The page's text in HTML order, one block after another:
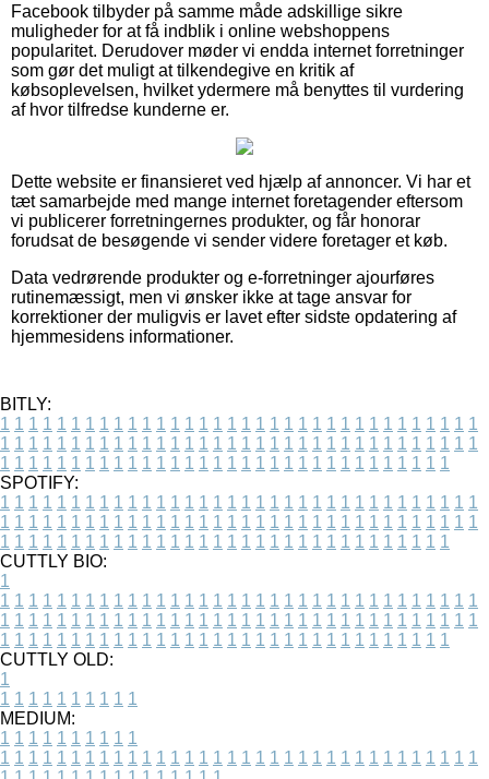
Facebook tilbyder på samme måde adskillige sikre
muligheder for at få indblik i online webshoppens
popularitet. Derudover møder vi endda internet forretninger
som gør det muligt at tilkendegive en kritik af
købsoplevelsen, hvilket ydermere må benyttes til vurdering
af hvor tilfredse kunderne er.
Dette website er finansieret ved hjælp af annoncer. Vi har et
tæt samarbejde med mange internet foretagender eftersom
vi publicerer forretningernes produkter, og får honorar
forudsat de besøgende vi sender videre foretager et køb.
Data vedrørende produkter og e-forretninger ajourføres
rutinemæssigt, men vi ønsker ikke at tage ansvar for
korrektioner der muligvis er lavet efter sidste opdatering af
hjemmesidens informationer.
BITLY:
1 1 1 1 1 1 1 1 1 1 1 1 1 1 1 1 1 1 1 1 1 1 1 1 1 1 1 1 1 1 1 1 1 1
1 1 1 1 1 1 1 1 1 1 1 1 1 1 1 1 1 1 1 1 1 1 1 1 1 1 1 1 1 1 1 1 1 1
1 1 1 1 1 1 1 1 1 1 1 1 1 1 1 1 1 1 1 1 1 1 1 1 1 1 1 1 1 1 1 1
SPOTIFY:
1 1 1 1 1 1 1 1 1 1 1 1 1 1 1 1 1 1 1 1 1 1 1 1 1 1 1 1 1 1 1 1 1 1
1 1 1 1 1 1 1 1 1 1 1 1 1 1 1 1 1 1 1 1 1 1 1 1 1 1 1 1 1 1 1 1 1 1
1 1 1 1 1 1 1 1 1 1 1 1 1 1 1 1 1 1 1 1 1 1 1 1 1 1 1 1 1 1 1 1
CUTTLY BIO:
1
1 1 1 1 1 1 1 1 1 1 1 1 1 1 1 1 1 1 1 1 1 1 1 1 1 1 1 1 1 1 1 1 1 1
1 1 1 1 1 1 1 1 1 1 1 1 1 1 1 1 1 1 1 1 1 1 1 1 1 1 1 1 1 1 1 1 1 1
1 1 1 1 1 1 1 1 1 1 1 1 1 1 1 1 1 1 1 1 1 1 1 1 1 1 1 1 1 1 1 1
CUTTLY OLD:
1
1 1 1 1 1 1 1 1 1 1
MEDIUM:
1 1 1 1 1 1 1 1 1 1
1 1 1 1 1 1 1 1 1 1 1 1 1 1 1 1 1 1 1 1 1 1 1 1 1 1 1 1 1 1 1 1 1 1